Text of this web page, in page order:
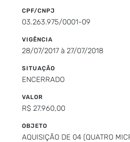
CPF/CNPJ
03.263.975/0001-09
VIGÊNCIA
28/07/2017 à 27/07/2018
SITUAÇÃO
ENCERRADO
VALOR
R$ 27.960,00
OBJETO
AQUISIÇÃO DE 04 (QUATRO